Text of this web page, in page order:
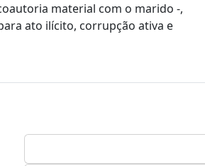
material com o marido -,
ato ilícito, corrupção ativa e